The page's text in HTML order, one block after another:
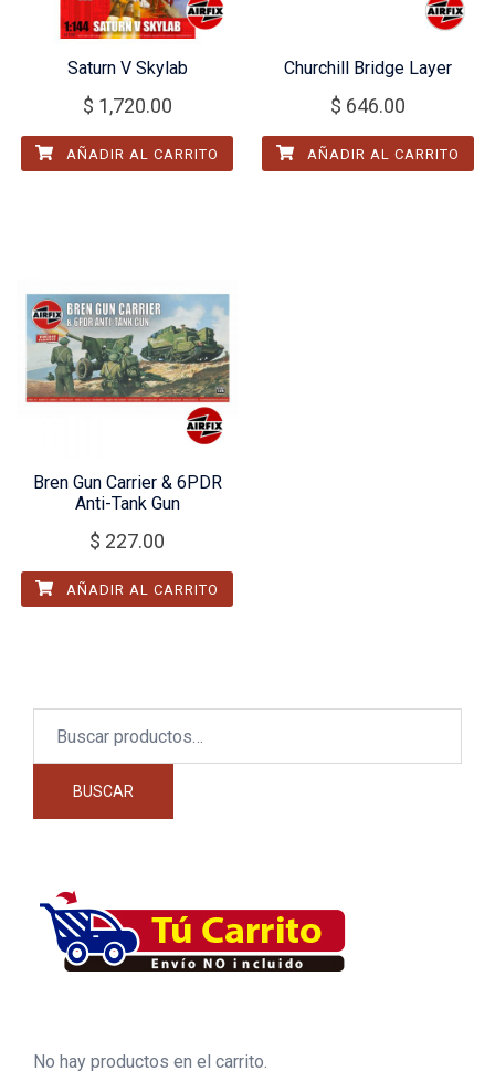
Saturn V Skylab
$ 1,720.00
AÑADIR AL CARRITO
Churchill Bridge Layer
$ 646.00
AÑADIR AL CARRITO
Bren Gun Carrier & 6PDR
Anti-Tank Gun
$ 227.00
AÑADIR AL CARRITO
BUSCAR
No hay productos en el carrito.